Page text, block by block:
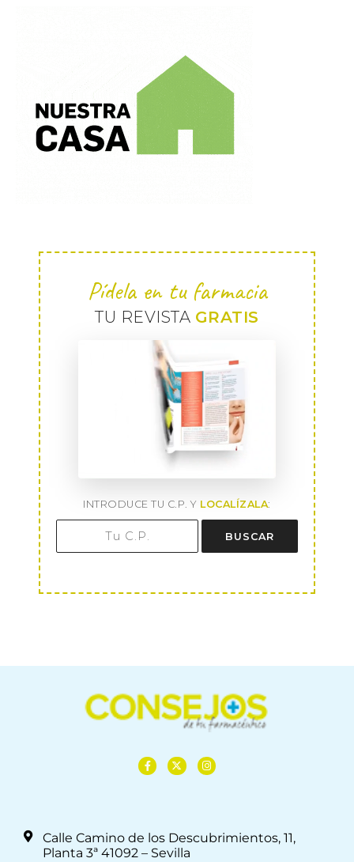
Pídela en tu farmacia
TU REVISTA GRATIS
INTRODUCE TU C.P. Y LOCALÍZALA:
BUSCAR
Calle Camino de los Descubrimientos, 11,
Planta 3ª 41092 – Sevilla